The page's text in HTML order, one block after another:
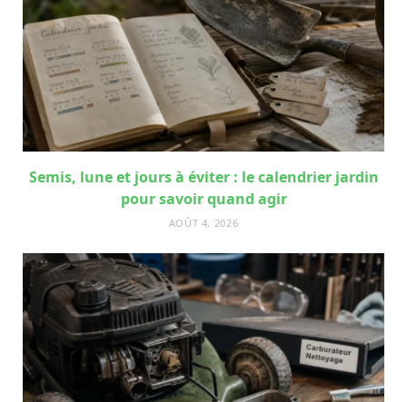
Semis, lune et jours à éviter : le calendrier jardin
pour savoir quand agir
AOÛT 4, 2026